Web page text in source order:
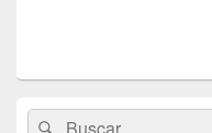
área
BuscarBuscar